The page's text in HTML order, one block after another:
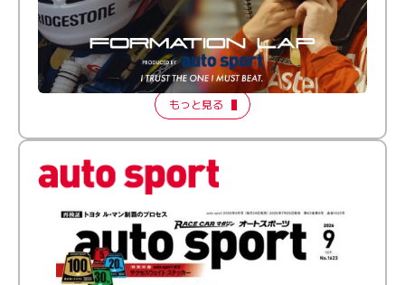
倒す相手を、信じてる。小林利徠斗 × 野村勇斗
【FORMATION LAP Produced by auto sport】
2026 Episode 2
もっと見る